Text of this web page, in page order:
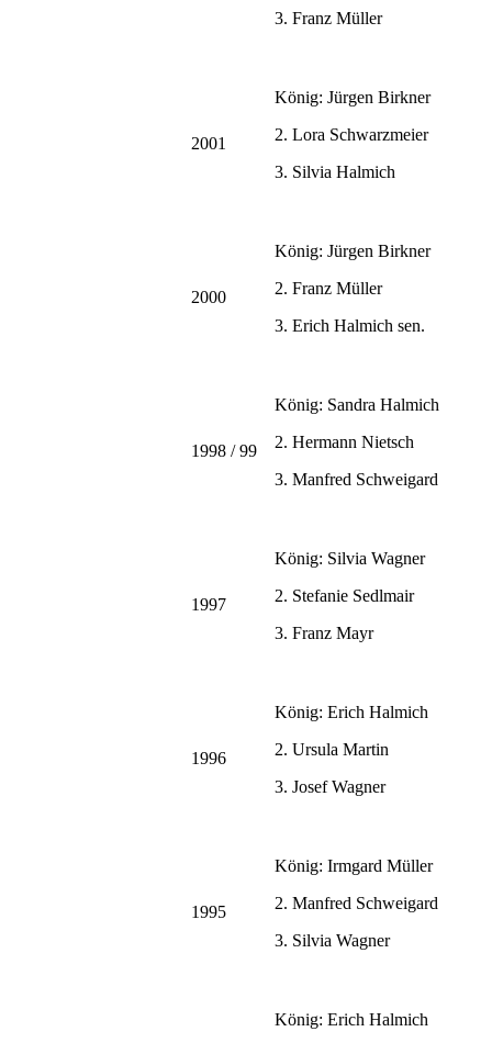
3. Franz Müller
2001
König: Jürgen Birkner
2. Lora Schwarzmeier
3. Silvia Halmich
2000
König: Jürgen Birkner
2. Franz Müller
3. Erich Halmich sen.
1998 / 99
König: Sandra Halmich
2. Hermann Nietsch
3. Manfred Schweigard
1997
König: Silvia Wagner
2. Stefanie Sedlmair
3. Franz Mayr
1996
König: Erich Halmich
2. Ursula Martin
3. Josef Wagner
1995
König: Irmgard Müller
2. Manfred Schweigard
3. Silvia Wagner
König: Erich Halmich